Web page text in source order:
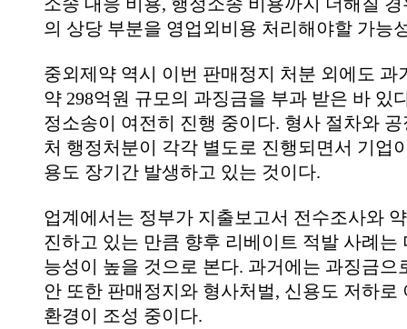
의 상당 부분을 영업외비용 처리해야할 가능
중외제약 역시 이번 판매정지 처분 외에도 과
약 298억원 규모의 과징금을 부과 받은 바 있
정소송이 여전히 진행 중이다. 형사 절차와
처 행정처분이 각각 별도로 진행되면서 기업
용도 장기간 발생하고 있는 것이다.
업계에서는 정부가 지출보고서 전수조사와
진하고 있는 만큼 향후 리베이트 적발 사례는
능성이 높을 것으로 본다. 과거에는 과징금으
안 또한 판매정지와 형사처벌, 신용도 저하로
환경이 조성 중이다.